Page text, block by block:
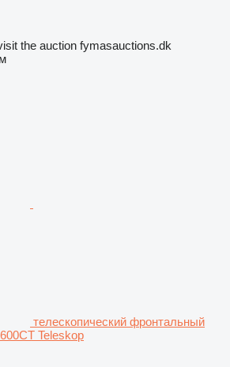
the auction fymasauctions.dk
телескопический фронтальный
Teleskop